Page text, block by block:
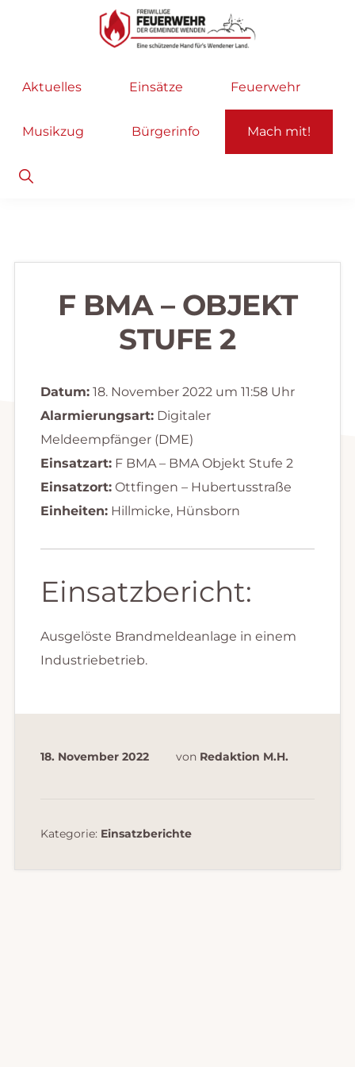
Hauptnavigation
Feuerwehr
helfen
selbstverständlich!
Aktuelles Einsätze Feuerwehr
Musikzug Bürgerinfo Mach mit!
Show
Search
F BMA – OBJEKT
STUFE 2
Datum:18. November 2022 um 11:58 Uhr
Alarmierungsart:Digitaler
Meldeempfänger (DME)
Einsatzart:F BMA – BMA Objekt Stufe 2
Einsatzort:Ottfingen – Hubertusstraße
Einheiten:Hillmicke, Hünsborn
Einsatzbericht:
Ausgelöste Brandmeldeanlage in einem
Industriebetrieb.
18. November 2022 von Redaktion M.H.
Kategorie: Einsatzberichte